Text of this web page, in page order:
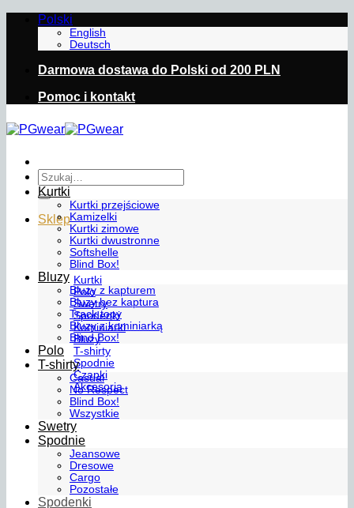
Przewiń
zawartości
Polski
English
Deutsch
Darmowa dostawa do Polski od 200 PLN
Pomoc i kontakt
Szukaj:
Sklep
Kurtki
Polo
Swetry
Spodenki
Kominiarki
Bluzy
T-shirty
Spodnie
Czapki
Akcesoria
Kurtki
Kurtki przejściowe
Kamizelki
Kurtki zimowe
Kurtki dwustronne
Softshelle
Blind Box!
Bluzy
Bluzy z kapturem
Bluzy bez kaptura
Track topy
Bluzy z kominiarką
Blind Box!
Polo
T-shirty
Casual
No Respect
Blind Box!
Wszystkie
Swetry
Spodnie
Jeansowe
Dresowe
Cargo
Pozostałe
Spodenki